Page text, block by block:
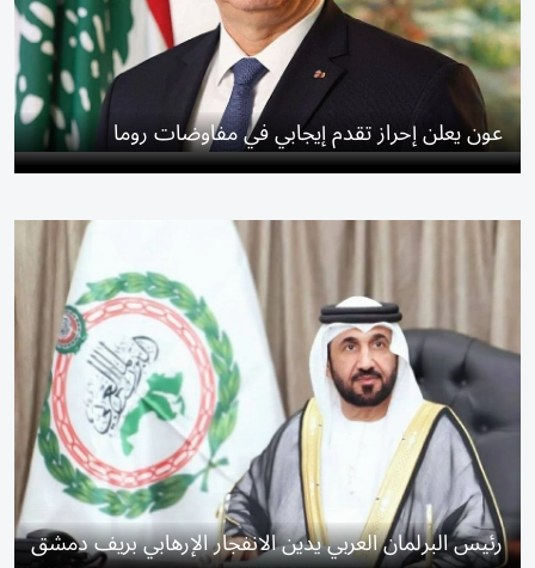
عون يعلن إحراز تقدم إيجابي في مفاوضات روما
رئيس البرلمان العربي يدين الانفجار الإرهابي بريف دمشق